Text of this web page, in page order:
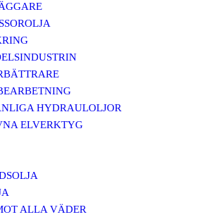
HYDRAULOLJOR
ELVERKTYG
ALLA VÄDER